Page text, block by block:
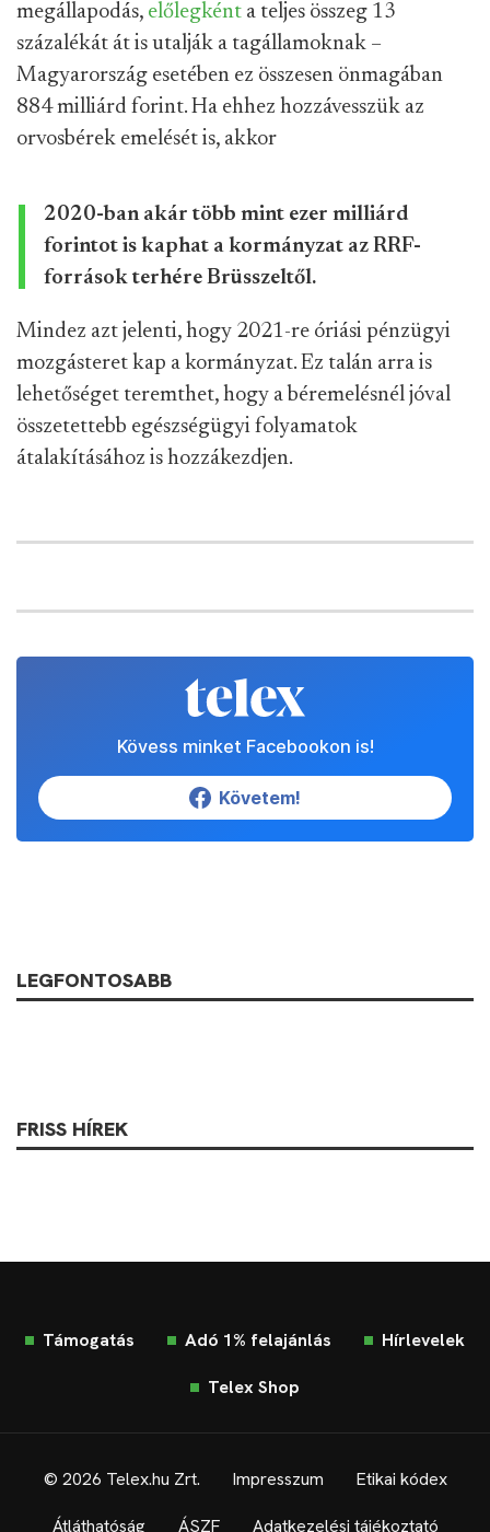
megállapodás, előlegként a teljes összeg 13
százalékát át is utalják a tagállamoknak –
Magyarország esetében ez összesen önmagában
884 milliárd forint. Ha ehhez hozzávesszük az
orvosbérek emelését is, akkor
2020-ban akár több mint ezer milliárd
forintot is kaphat a kormányzat az RRF-
források terhére Brüsszeltől.
Mindez azt jelenti, hogy 2021-re óriási pénzügyi
mozgásteret kap a kormányzat. Ez talán arra is
lehetőséget teremthet, hogy a béremelésnél jóval
összetettebb egészségügyi folyamatok
átalakításához is hozzákezdjen.
Kövess minket Facebookon is!
Követem!
LEGFONTOSABB
FRISS HÍREK
Támogatás Adó 1% felajánlás Hírlevelek
Telex Shop
© 2026 Telex.hu Zrt. Impresszum Etikai kódex
Átláthatóság ÁSZF Adatkezelési tájékoztató